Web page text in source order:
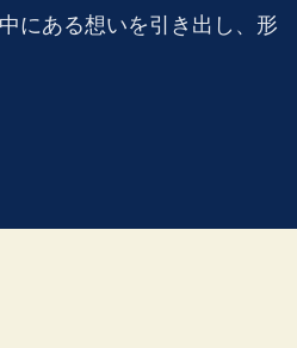
にある想いを引き出し、形